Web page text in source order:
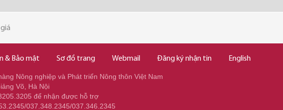
giá
& Bảo mật Sơ đồ trang Webmail Đăng ký nhận tin English
Nông nghiệp và Phát triển Nông thôn Việt Nam
Võ, Hà Nội
để nhận được hỗ trợ
037.348.2345/037.346.2345